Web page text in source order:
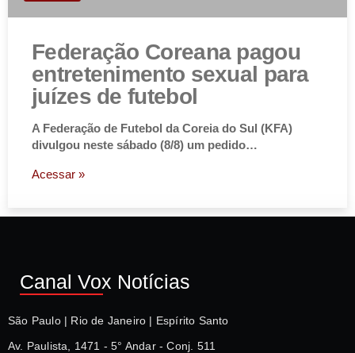
Federação Coreana pagou
entretenimento sexual para
juízes de futebol
A Federação de Futebol da Coreia do Sul (KFA)
divulgou neste sábado (8/8) um pedido…
Acessar »
Canal Vox Notícias
São Paulo | Rio de Janeiro | Espírito Santo
Av. Paulista, 1471 - 5° Andar - Conj. 511